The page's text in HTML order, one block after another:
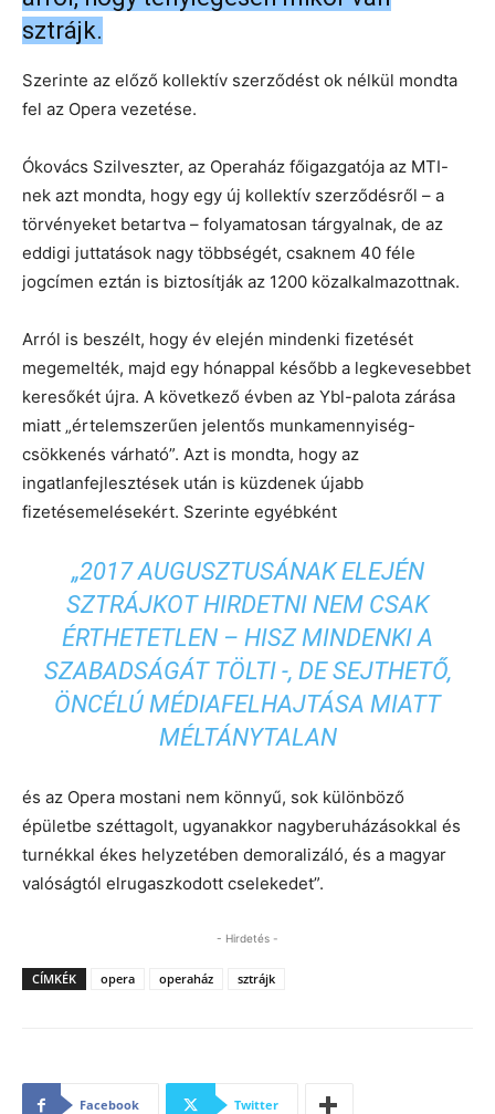
sztrájk.
Szerinte az előző kollektív szerződést ok nélkül mondta
fel az Opera vezetése.
Ókovács Szilveszter, az Operaház főigazgatója az MTI-
nek azt mondta, hogy egy új kollektív szerződésről – a
törvényeket betartva – folyamatosan tárgyalnak, de az
eddigi juttatások nagy többségét, csaknem 40 féle
jogcímen eztán is biztosítják az 1200 közalkalmazottnak.
Arról is beszélt, hogy év elején mindenki fizetését
megemelték, majd egy hónappal később a legkevesebbet
keresőkét újra. A következő évben az Ybl-palota zárása
miatt „értelemszerűen jelentős munkamennyiség-
csökkenés várható”. Azt is mondta, hogy az
ingatlanfejlesztések után is küzdenek újabb
fizetésemelésekért. Szerinte egyébként
„2017 AUGUSZTUSÁNAK ELEJÉN
SZTRÁJKOT HIRDETNI NEM CSAK
ÉRTHETETLEN – HISZ MINDENKI A
SZABADSÁGÁT TÖLTI -, DE SEJTHETŐ,
ÖNCÉLÚ MÉDIAFELHAJTÁSA MIATT
MÉLTÁNYTALAN
és az Opera mostani nem könnyű, sok különböző
épületbe széttagolt, ugyanakkor nagyberuházásokkal és
turnékkal ékes helyzetében demoralizáló, és a magyar
valóságtól elrugaszkodott cselekedet”.
- Hirdetés -
CÍMKÉK opera operaház sztrájk
Facebook Twitter